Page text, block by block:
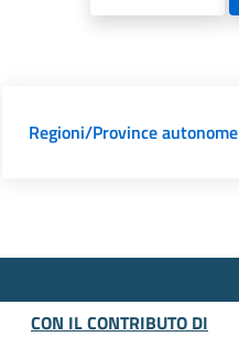
Regioni/Province autonome
CON IL CONTRIBUTO DI